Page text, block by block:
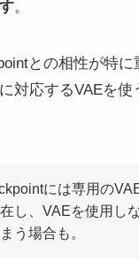
。
との相性が特に
対応するVAEを使
には専用の
し、VAEを使用し
う場合も。